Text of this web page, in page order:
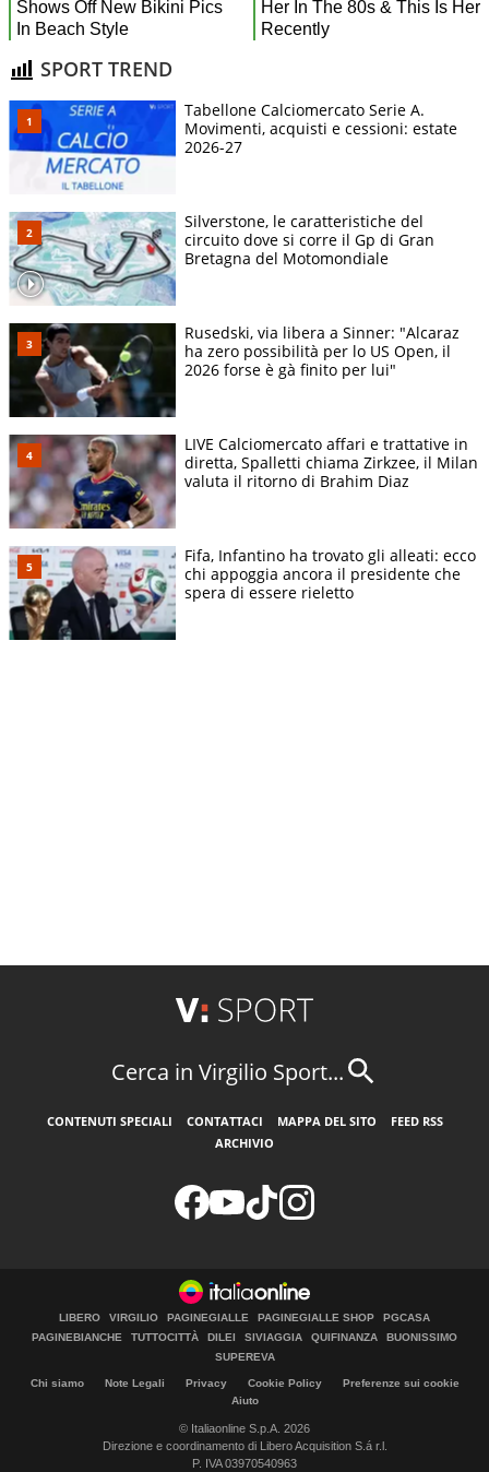
SPORT TREND
Tabellone Calciomercato Serie A.
Movimenti, acquisti e cessioni: estate
2026-27
Silverstone, le caratteristiche del
circuito dove si corre il Gp di Gran
Bretagna del Motomondiale
Rusedski, via libera a Sinner: "Alcaraz
ha zero possibilità per lo US Open, il
2026 forse è gà finito per lui"
LIVE Calciomercato affari e trattative in
diretta, Spalletti chiama Zirkzee, il Milan
valuta il ritorno di Brahim Diaz
Fifa, Infantino ha trovato gli alleati: ecco
chi appoggia ancora il presidente che
spera di essere rieletto
Cerca in Virgilio Sport...
CONTENUTI SPECIALI CONTATTACI MAPPA DEL SITO
FEED RSS
ARCHIVIO
LIBERO VIRGILIO PAGINEGIALLE PAGINEGIALLE SHOP
PGCASA
PAGINEBIANCHE
TUTTOCITTÀ DILEI SIVIAGGIA QUIFINANZA
BUONISSIMO
SUPEREVA
Chi siamo Note Legali Privacy Cookie Policy
Preferenze sui cookie
Aiuto
© Italiaonline S.p.A. 2026
Direzione e coordinamento di Libero Acquisition S.á r.l.
P. IVA 03970540963